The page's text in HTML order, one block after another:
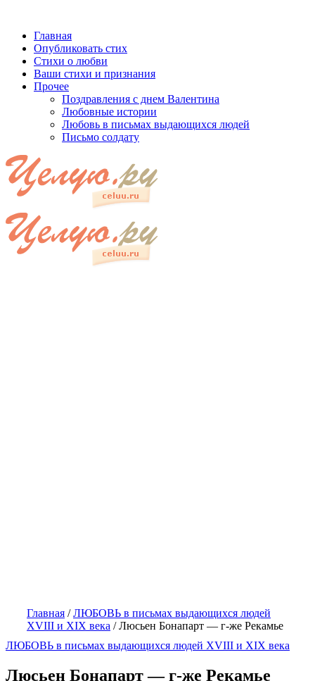
Главная
Опубликовать стих
Стихи о любви
Ваши стихи и признания
Прочее
Поздравления с днем Валентина
Любовные истории
Любовь в письмах выдающихся людей
Письмо солдату
Главная /ЛЮБОВЬ в письмах выдающихся людей
XVIII и XIX века /Люсьен Бонапарт — г-же Рекамье
ЛЮБОВЬ в письмах выдающихся людей XVIII и XIX века
Люсьен Бонапарт — г-же Рекамье